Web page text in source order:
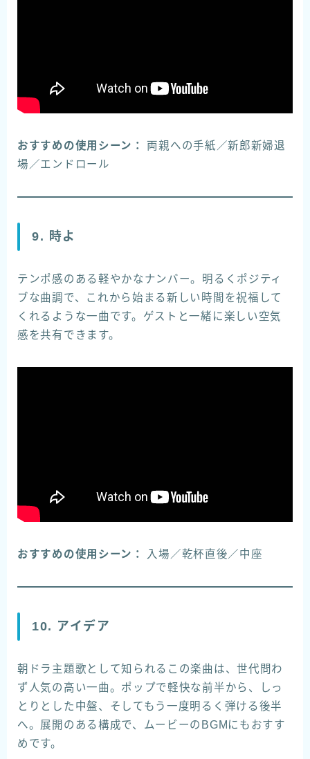
おすすめの使用シーン：
両親への手紙／新郎新婦退
場／エンドロール
9. 時よ
テンポ感のある軽やかなナンバー。明るくポジティ
ブな曲調で、これから始まる新しい時間を祝福して
くれるような一曲です。ゲストと一緒に楽しい空気
感を共有できます。
おすすめの使用シーン： 入場／乾杯直後／中座
10. アイデア
朝ドラ主題歌として知られるこの楽曲は、世代問わ
ず人気の高い一曲。ポップで軽快な前半から、しっ
とりとした中盤、そしてもう一度明るく弾ける後半
へ。展開のある構成で、ムービーのBGMにもおすす
めです。